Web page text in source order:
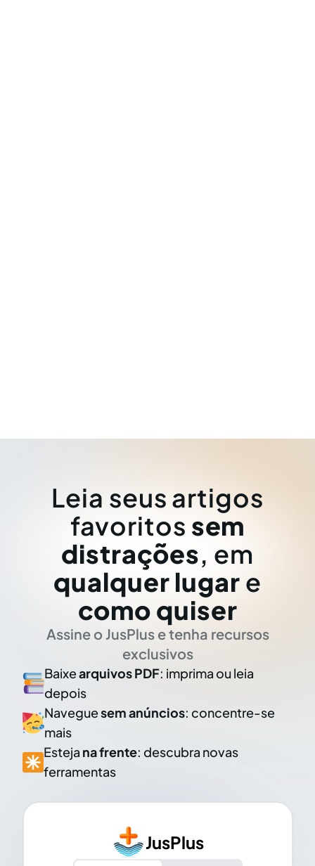
Leia seus artigos
favoritos sem
distrações, em
qualquer lugar e
como quiser
Assine o JusPlus e tenha recursos
exclusivos
Baixearquivos PDF: imprima ou leia
depois
Naveguesem anúncios: concentre-se
mais
Esteja na frente: descubra novas
ferramentas
JusPlus